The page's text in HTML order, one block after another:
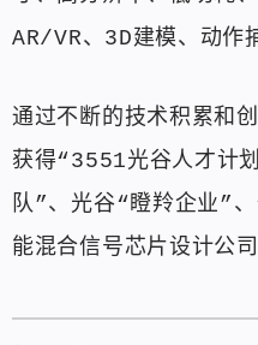
AR/VR、3D建模、动作
通过不断的技术积累和
获得“3551光谷人才计
队”、光谷“瞪羚企业”
能混合信号芯片设计公司